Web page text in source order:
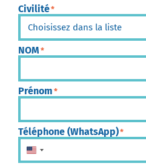
Civilité*
NOM *
Prénom *
Téléphone (WhatsApp)*
États-Unis +1